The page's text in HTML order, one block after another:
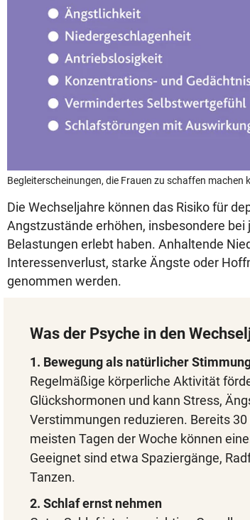
Begleiterscheinungen, die Frauen zu schaffen machen
Die Wechseljahre können das Risiko für
Angstzustände erhöhen, insbesondere
Belastungen erlebt haben. Anhaltende
Interessenverlust, starke Ängste oder
genommen werden.
Was der Psyche in den
1. Bewegung als natürlicher
Regelmäßige körperliche Aktivität
Glückshormonen und kann Stress,
Verstimmungen reduzieren. Bereits
meisten Tagen der Woche können
Geeignet sind etwa Spaziergänge,
Tanzen.
2. Schlaf ernst nehmen